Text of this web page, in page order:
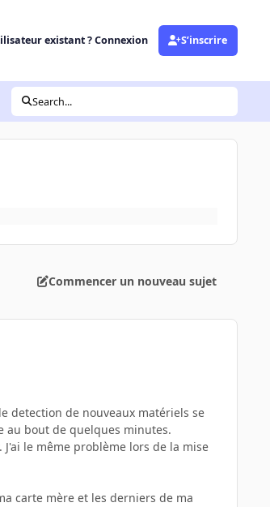
existant ? Connexion S’inscrire
Search...
Commencer un nouveau sujet
detection de nouveaux matériels se
au bout de quelques minutes.
le même problème lors de la mise
carte mère et les derniers de ma